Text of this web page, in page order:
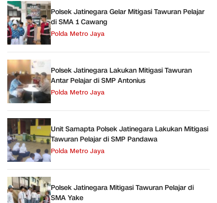
Polsek Jatinegara Gelar Mitigasi Tawuran Pelajar
di SMA 1 Cawang
Polda Metro Jaya
Polsek Jatinegara Lakukan Mitigasi Tawuran
Antar Pelajar di SMP Antonius
Polda Metro Jaya
Unit Samapta Polsek Jatinegara Lakukan Mitigasi
Tawuran Pelajar di SMP Pandawa
Polda Metro Jaya
Polsek Jatinegara Mitigasi Tawuran Pelajar di
SMA Yake